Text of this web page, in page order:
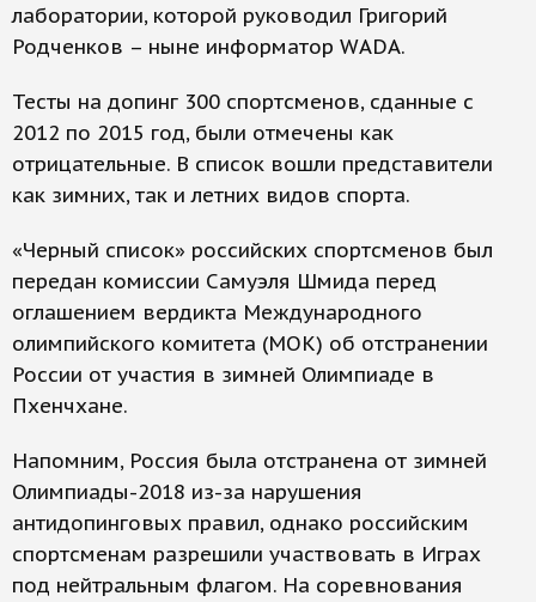
лаборатории, которой руководил Григорий
Родченков – ныне информатор WADA.
Тесты на допинг 300 спортсменов, сданные с
2012 по 2015 год, были отмечены как
отрицательные. В список вошли представители
как зимних, так и летних видов спорта.
«Черный список» российских спортсменов был
передан комиссии Самуэля Шмида перед
оглашением вердикта Международного
олимпийского комитета (МОК) об отстранении
России от участия в зимней Олимпиаде в
Пхенчхане.
Напомним, Россия была отстранена от зимней
Олимпиады-2018 из-за нарушения
антидопинговых правил, однако российским
спортсменам разрешили участвовать в Играх
под нейтральным флагом. На соревнования